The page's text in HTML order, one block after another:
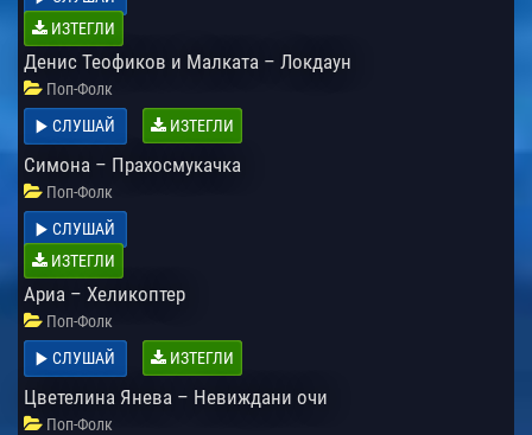
ИЗТЕГЛИ
Денис Теофиков и Малката – Локдаун
Поп-Фолк
СЛУШАЙ
ИЗТЕГЛИ
Симона – Прахосмукачка
Поп-Фолк
СЛУШАЙ
ИЗТЕГЛИ
Ариа – Хеликоптер
Поп-Фолк
СЛУШАЙ
ИЗТЕГЛИ
Цветелина Янева – Невиждани очи
Поп-Фолк